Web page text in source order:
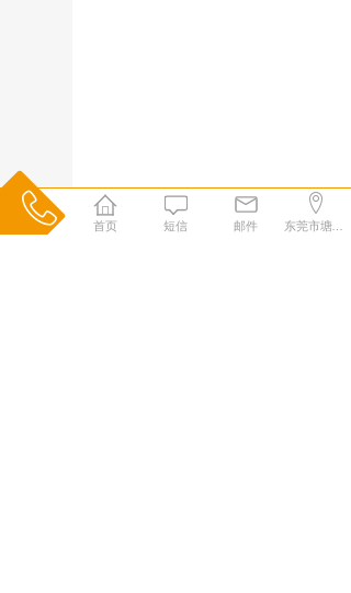
首页 短信 邮件 东莞市塘厦镇石马居委会门口光明街31号鸿鑫宝科技园A栋四楼